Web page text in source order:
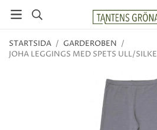
STARTSIDA / GARDEROBEN /
JOHA LEGGINGS MED SPETS ULL/